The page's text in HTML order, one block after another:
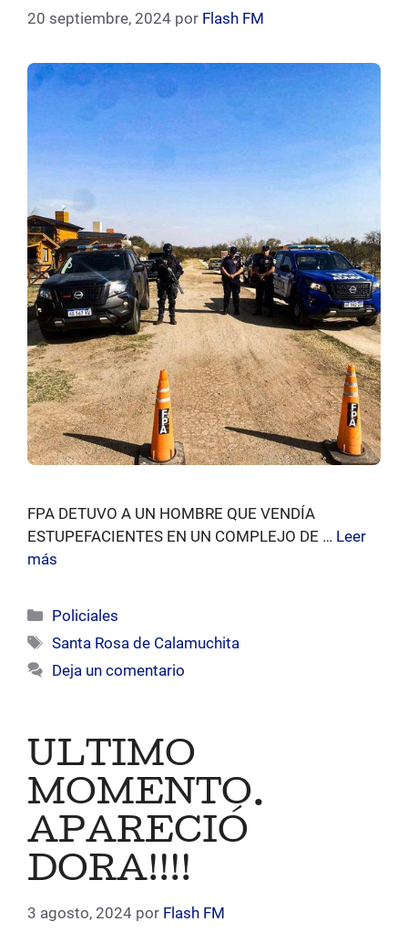
20 septiembre, 2024 por Flash FM
FPA DETUVO A UN HOMBRE QUE VENDÍA
ESTUPEFACIENTES EN UN COMPLEJO DE … Leer
más
Categorías
Policiales
Etiquetas
Santa Rosa de Calamuchita
Deja un comentario
ULTIMO
MOMENTO.
APARECIÓ
DORA!!!!
3 agosto, 2024 por Flash FM